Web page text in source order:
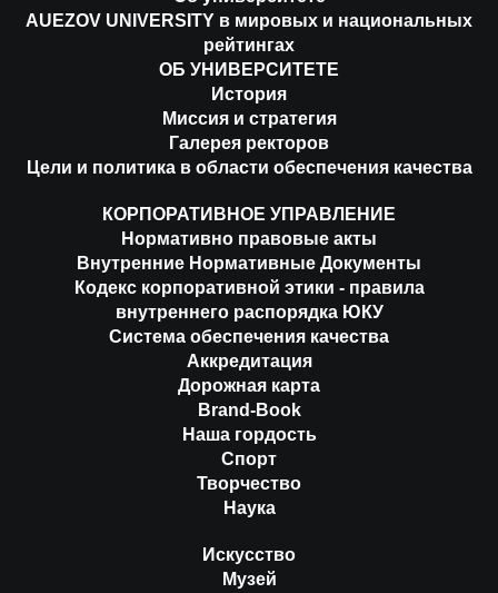
AUEZOV UNIVERSITY в мировых и национальных
рейтингах
ОБ УНИВЕРСИТЕТЕ
История
Миссия и стратегия
Галерея ректоров
Цели и политика в области обеспечения качества
КОРПОРАТИВНОЕ УПРАВЛЕНИЕ
Нормативно правовые акты
Внутренние Нормативные Документы
Кодекс корпоративной этики - правила
внутреннего распорядка ЮКУ
Система обеспечения качества
Аккредитация
Дорожная карта
Brand-Book
Наша гордость
Спорт
Творчество
Наука
Искусство
Музей